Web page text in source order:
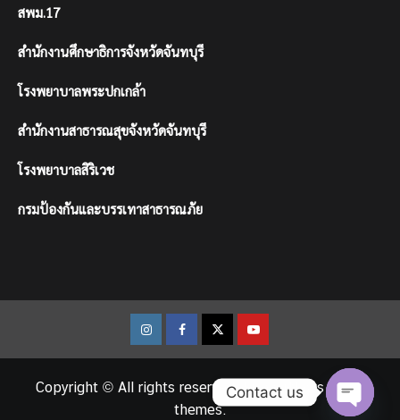
สพม.17
สำนักงานศึกษาธิการจังหวัดจันทบุรี
โรงพยาบาลพระปกเกล้า
สำนักงานสาธารณสุขจังหวัดจันทบุรี
โรงพยาบาลสิริเวช
กรมป้องกันและบรรเทาสาธารณภัย
InstagramFacebookTwitterYoutube
Copyright © All rights reserved.|CoverNewsby AF
themes.
Contact us